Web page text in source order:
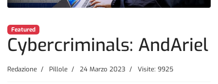
Featured
Cybercriminals: AndAriel
Redazione Pillole 24 Marzo 2023 Visite: 9925